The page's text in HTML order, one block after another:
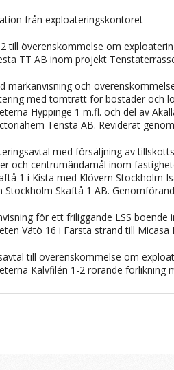
från exploateringskontoret
till överenskommelse om
TT AB inom projekt
markanvisning och
med tomträtt för bostäder och
Hyppinge 1 m.fl. och del av
Tensta AB. Reviderat
med försäljning av
och centrumändamål inom
1 i Kista med Klövern Stockholm
Stockholm Skaftå 1 AB.
för ett friliggande LSS boende
Vätö 16 i Farsta strand till Micasa
till överenskommelse om
Kalvfilén 1-2 rörande förlikning